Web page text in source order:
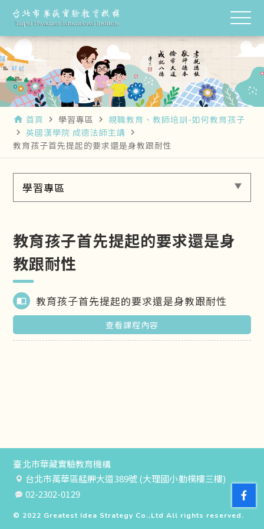
home 首頁 navigate_next 學習專區 navigate_next 親職教育、教師培訓-如何教育孩子
navigate_next 英國漢學院 成德法師主講 navigate_next
教育孩子首先提起的要求還是身教跟耐性
學習專區
教育孩子首先提起的要求還是身
教跟耐性
import_contacts 教育孩子首先提起的要求還是身教跟耐性
查看課程內容
臺北市華藏實驗教育機構
台北市萬華區艋舺大道389號 (大理國小勤樸樓三樓)
02-2302-0129
© 2022 Greatest Idea Strategy Co.,Ltd All rights reserved.